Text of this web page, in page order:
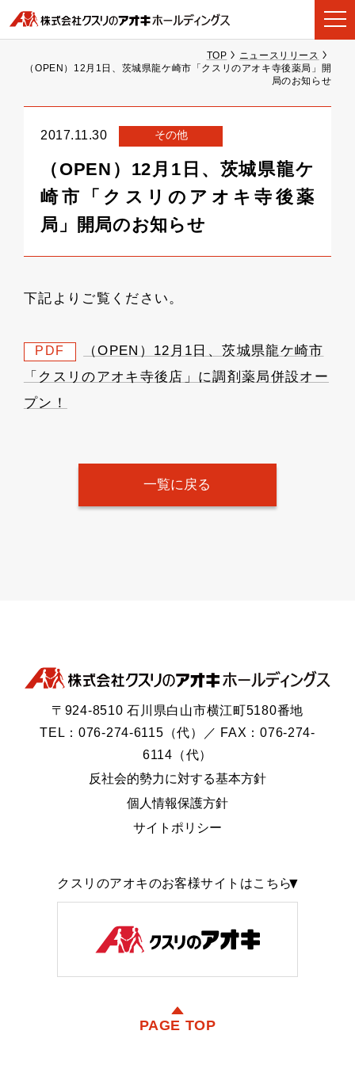
TOP
ニュースリリース
（OPEN）12月1日、茨城県龍ケ崎市「クスリのアオキ寺後薬局」開
局のお知らせ
2017.11.30 その他
（OPEN）12月1日、茨城県龍ケ
崎市「クスリのアオキ寺後薬
局」開局のお知らせ
下記よりご覧ください。
PDF
（OPEN）12月1日、茨城県龍ケ崎市
「クスリのアオキ寺後店」に調剤薬局併設オー
プン！
一覧に戻る
〒924-8510 石川県白山市横江町5180番地
TEL：076-274-6115（代）／ FAX：076-274-
6114（代）
反社会的勢力に対する基本方針
個人情報保護方針
サイトポリシー
クスリのアオキのお客様サイトはこちら
PAGE TOP